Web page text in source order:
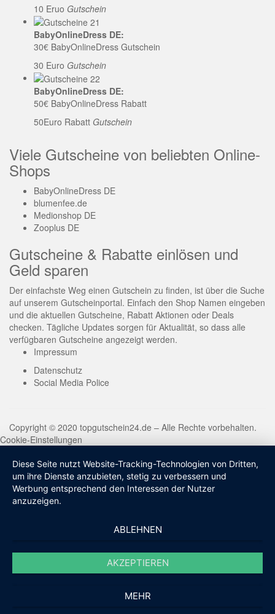
10 Eruo Gutschein
BabyOnlineDress DE:
30€ BabyOnlineDress Gutschein
30 Euro Gutschein
BabyOnlineDress DE:
50€ BabyOnlineDress Rabatt
50Euro Rabatt Gutschein
Viele Gutscheine von beliebten Online-
Shops
BabyOnlineDress DE
blumenfee.de
Medionshop DE
Zooplus DE
Gutscheine & Rabatte einlösen und
Geld sparen
Der einfachste Weg einen Gutschein zu finden, ist über die Suche
auf unserem Gutscheinportal. Einfach den Shop Namen eingeben
und die aktuellen Gutscheine, Rabatt Aktionen oder Deals
checken. Tägliche Updates sorgen für Aktualität, so dass alle
verfügbaren Gutscheine angezeigt werden.
Impressum
Datenschutz
Social Media Police
Copyright © 2020 topgutschein24.de – Alle Rechte vorbehalten.
Cookie-Einstellungen
Diese Seite nutzt Website-Tracking-Technologien von Dritten,
um ihre Dienste anzubieten, stetig zu verbessern und
Werbung entsprechend den Interessen der Nutzer
anzuzeigen.
ABLEHNEN
AKZEPTIEREN
MEHR